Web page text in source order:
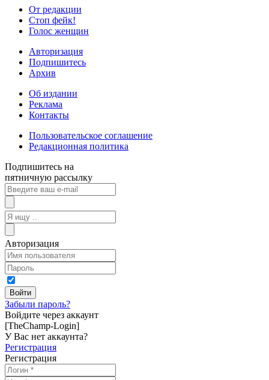
От редакции
Стоп фейк!
Голос женщин
Авторизация
Подпишитесь
Архив
Об издании
Реклама
Контакты
Пользовательское соглашение
Редакционная политика
Подпишитесь на
пятничную рассылку
Авторизация
Забыли пароль?
Войдите через аккаунт
[TheChamp-Login]
У Вас нет аккаунта?
Регистрация
Регистрация